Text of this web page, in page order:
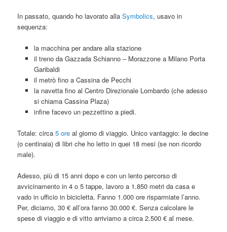
In passato, quando ho lavorato allaSymbolics, usavo in
sequenza:
la macchina per andare alla stazione
il treno da Gazzada Schianno – Morazzone a Milano Porta
Garibaldi
il metrò fino a Cassina de Pecchi
la navetta fino al Centro Direzionale Lombardo (che adesso
si chiama Cassina Plaza)
infine facevo un pezzettino a piedi.
Totale: circa5 ore al giorno di viaggio. Unico vantaggio: le decine
(o centinaia) di libri che ho letto in quei 18 mesi (se non ricordo
male).
Adesso, più di 15 anni dopo e con un lento percorso di
avvicinamento in 4 o 5 tappe, lavoro a 1.850 metri da casa e
vado in ufficio in bicicletta. Fanno 1.000 ore risparmiate l’anno.
Per, diciamo, 30 € all’ora fanno 30.000 €. Senza calcolare le
spese di viaggio e di vitto arriviamo a circa 2.500 € al mese.